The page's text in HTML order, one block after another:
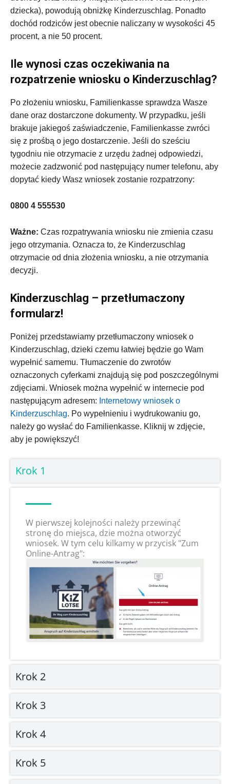
dziecka), powodują obniżkę Kinderzuschlag. Ponadto
dochód rodziców jest obecnie naliczany w wysokości 45
procent, a nie 50 procent.
Ile wynosi czas oczekiwania na
rozpatrzenie wniosku o Kinderzuschlag?
Po złożeniu wniosku, Familienkasse sprawdza Wasze
dane oraz dostarczone dokumenty. W przypadku, jeśli
brakuje jakiegoś zaświadczenie, Familienkasse zwróci
się z prośbą o jego dostarczenie. Jeśli do sześciu
tygodniu nie otrzymacie z urzędu żadnej odpowiedzi,
możecie zadzwonić pod następujący numer telefonu, aby
dopytać kiedy Wasz wniosek zostanie rozpatrzony:
0800 4 555530
Ważne: Czas rozpatrywania wniosku nie zmienia czasu
jego otrzymania. Oznacza to, że Kinderzuschlag
otrzymacie od dnia złożenia wniosku, a nie otrzymania
decyzji.
Kinderzuschlag – przetłumaczony
formularz!
Poniżej przedstawiamy przetłumaczony wniosek o
Kinderzuschlag, dzieki czemu łatwiej będzie go Wam
wypełnić samemu. Tłumaczenie do zwrotów
oznaczonych cyferkami znajdują się pod poszczególnymi
zdjęciami. Wniosek można wypełnić w internecie pod
następującym adresem: Internetowy wniosek o
Kinderzuschlag. Po wypełnieniu i wydrukowaniu go,
należy go wysłać do Familienkasse. Kliknij w zdjęcie,
aby je powiększyć!
Krok 1
W pierwszej kolejności należy przewinąć
stronę do miejsca, dzie można otworzyć
wniosek. W tym celu kilkamy w przycisk "Zum
Online-Antrag":
Krok 2
Krok 3
Krok 4
Krok 5